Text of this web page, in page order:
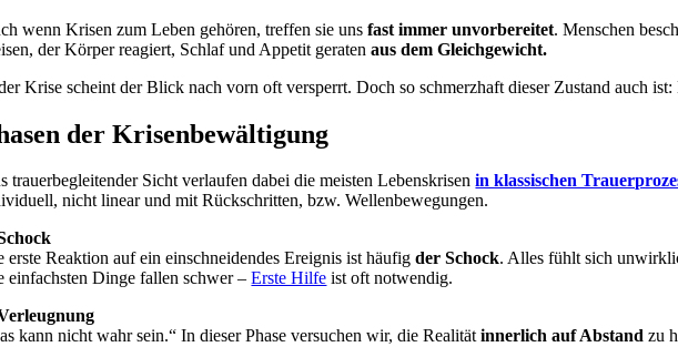
wenn Krisen zum Leben gehören, treffen sie unsfast immer unvorbereitet. Menschen
der Körper reagiert, Schlaf und Appetit geratenaus dem Gleichgewicht.
Krise scheint der Blick nach vorn oft versperrt. Doch so schmerzhaft dieser Zustand auch ist:
der Krisenbewältigung
trauerbegleitender Sicht verlaufen dabei die meisten Lebenskrisenin klassischen
nicht linear und mit Rückschritten, bzw. Wellenbewegungen.
erste Reaktion auf ein einschneidendes Ereignis ist häufigder Schock. Alles fühlt sich
einfachsten Dinge fallen schwer –Erste Hilfe ist oft notwendig.
kann nicht wahr sein.“ In dieser Phase versuchen wir, die Realitätinnerlich auf Abstand zu